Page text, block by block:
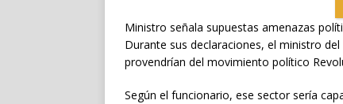
Ministro señala supuestas amenazas
Durante sus declaraciones, el ministro
provendrían del movimiento político
Según el funcionario, ese sector sería